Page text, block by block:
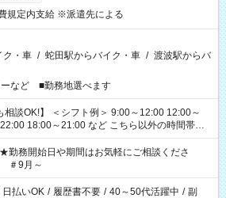
規定内支給 ※派遣先による
ク・車 / 蛇田駅からバイク・車 / 渡波駅からバ
ーなど ■勤務地選べます
例＞ 9:00～12:00 12:00～
～21:00 など こちら以外の時間帯も
ください！
務開始日や期間はお気軽にご相談くださ
＃9月～
日払いOK / 履歴書不要 / 40～50代活躍中 / 副